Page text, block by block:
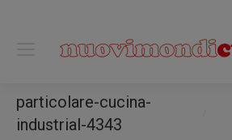
particolare-cucina-
industrial-4343